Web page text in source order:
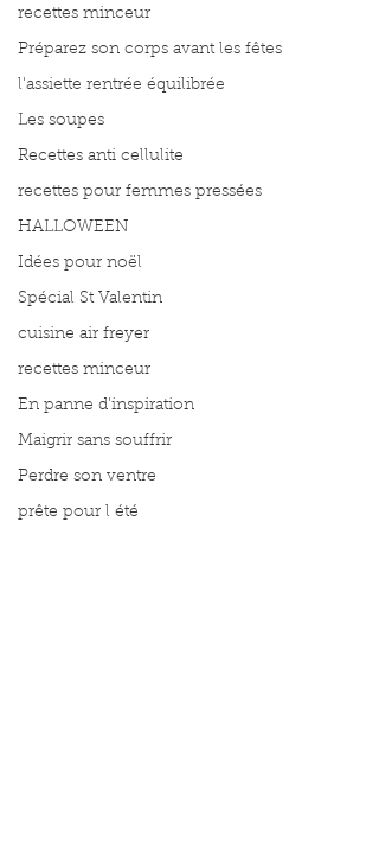
recettes minceur
Préparez son corps avant les fêtes
l'assiette rentrée équilibrée
Les soupes
Recettes anti cellulite
recettes pour femmes pressées
HALLOWEEN
Idées pour noël
Spécial St Valentin
cuisine air freyer
recettes minceur
En panne d'inspiration
Maigrir sans souffrir
Perdre son ventre
prête pour l été